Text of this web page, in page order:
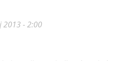
2013 - 2:00